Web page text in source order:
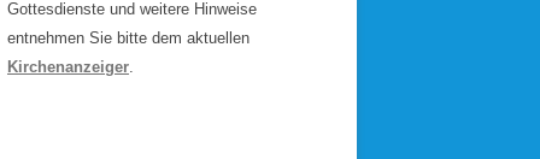
Gottesdienste und weitere Hinweise
entnehmen Sie bitte dem aktuellen
Kirchenanzeiger